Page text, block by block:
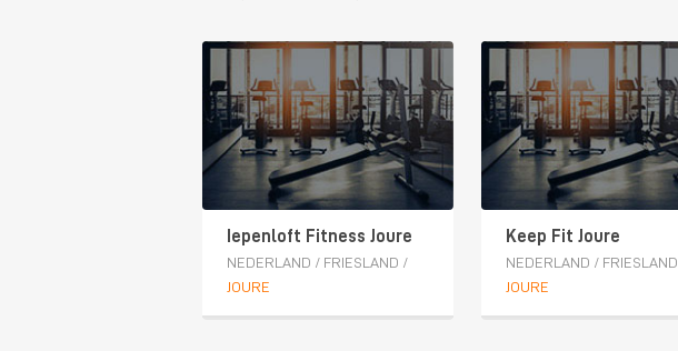
Iepenloft Fitness Joure
NEDERLAND / FRIESLAND /
JOURE
Keep Fit Joure
NEDERLAND / FRIESLAND
JOURE